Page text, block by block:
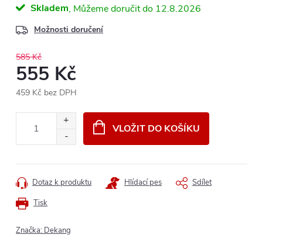
Skladem 12.8.2026
Možnosti doručení
585 Kč
555 Kč
459 Kč bez DPH
VLOŽIT DO KOŠÍKU
Tisk
Dotaz k produktu Hlídací pes Sdílet
Značka: Dekang